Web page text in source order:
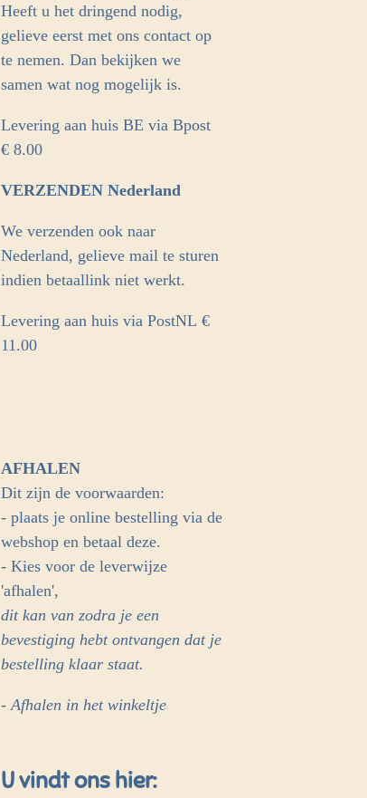
Heeft u het dringend nodig,
gelieve eerst met ons contact op
te nemen. Dan bekijken we
samen wat nog mogelijk is.
Levering aan huis BE via Bpost
€ 8.00
VERZENDEN Nederland
We verzenden ook naar
Nederland, gelieve mail te sturen
indien betaallink niet werkt.
Levering aan huis via PostNL €
11.00
AFHALEN
Dit zijn de voorwaarden:
- plaats je online bestelling via de
webshop en betaal deze.
- Kies voor de leverwijze
'afhalen',
dit kan van zodra je een
bevestiging hebt ontvangen dat je
bestelling klaar staat.
- Afhalen in het winkeltje
U vindt ons hier: